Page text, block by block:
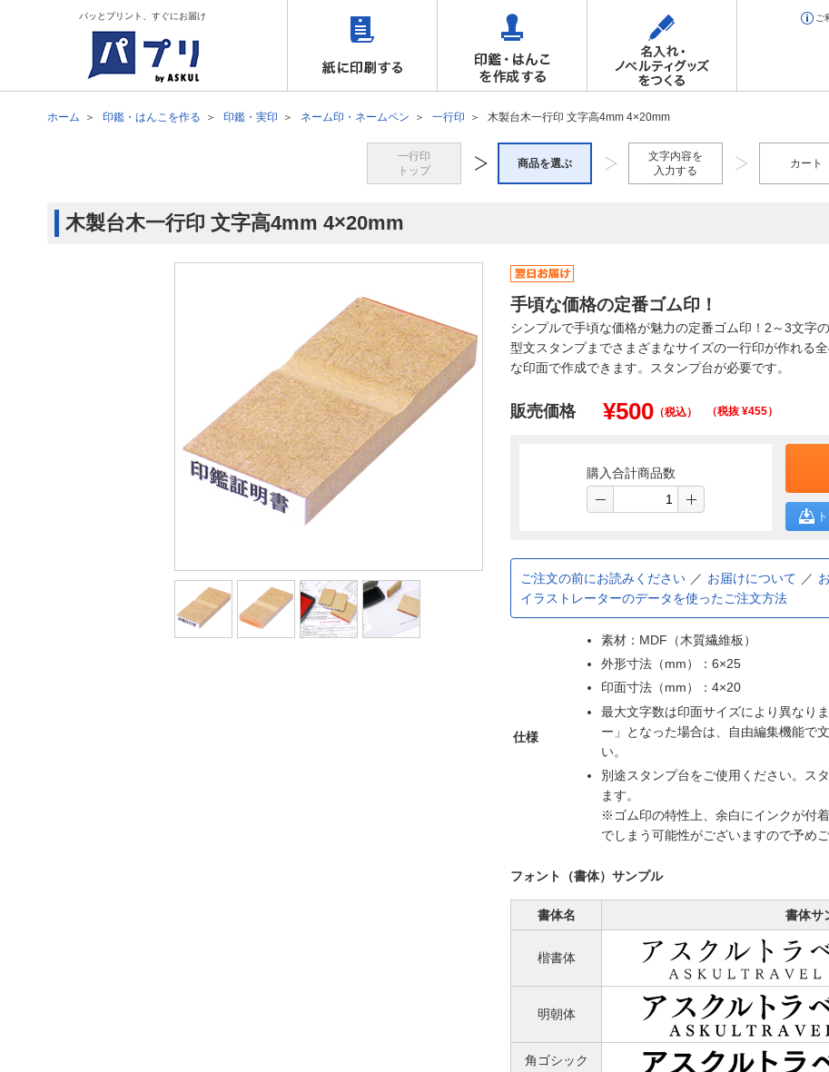
パッとプリント、すぐにお届け ご
ホーム 印鑑・はんこを作る 印鑑・実印 ネーム印・ネームペン 一行印 木製台木一行印 文字高4mm 4×20mm
一行印
トップ
商品を選ぶ
文字内容を
入力する
カート
木製台木一行印 文字高4mm 4×20mm
手頃な価格の定番ゴム印！
シンプルで手頃な価格が魅力の定番ゴム印！2～3文字
型文スタンプまでさまざまなサイズの一行印が作れる
な印面で作成できます。スタンプ台が必要です。
販売価格 ¥500 （税込） （税抜 ¥455）
購入合計商品数
ご注文の前にお読みください お届けについて
イラストレーターのデータを使ったご注文方法
仕様
素材：MDF（木質繊維板）
外形寸法（mm）：6×25
印面寸法（mm）：4×20
最大文字数は印面サイズにより異なり
ー」となった場合は、自由編集機能で
い。
別途スタンプ台をご使用ください。ス
ます。
※ゴム印の特性上、余白にインクが付
でしまう可能性がございますので予め
フォント（書体）サンプル
書体名 書体サ
楷書体
明朝体
角ゴシック